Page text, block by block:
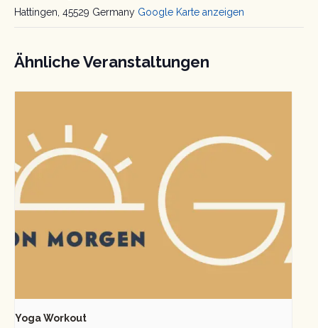
Hattingen 45529 Germany Google Karte anzeigen
Ähnliche Veranstaltungen
Yoga Workout